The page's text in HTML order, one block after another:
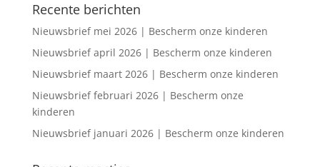
Recente berichten
Nieuwsbrief mei 2026 | Bescherm onze kinderen
Nieuwsbrief april 2026 | Bescherm onze kinderen
Nieuwsbrief maart 2026 | Bescherm onze kinderen
Nieuwsbrief februari 2026 | Bescherm onze
kinderen
Nieuwsbrief januari 2026 | Bescherm onze kinderen